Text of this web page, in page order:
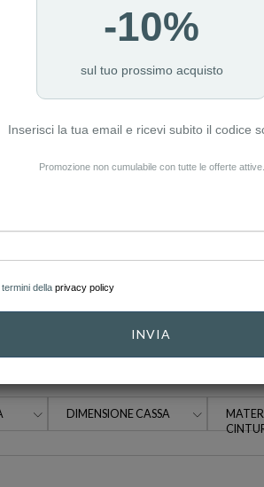
GIOIELLI MODA OROLOGI
COLLANE CATEGORIA: GEMELLI
DIMENSIONE CASSA
-10%
sul tuo prossimo acquisto
Inserisci la tua email e ricevi subito il codice
Promozione non cumulabile con tutte le offerte attive.
della privacy policy
INVIA